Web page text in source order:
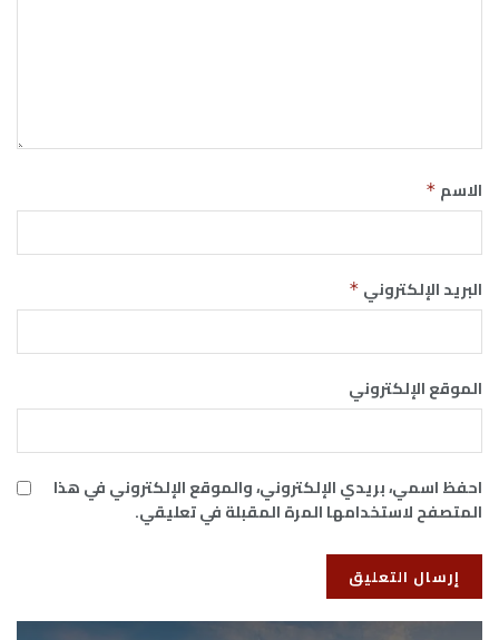
الاسم *
البريد الإلكتروني *
الموقع الإلكتروني
احفظ اسمي، بريدي الإلكتروني، والموقع الإلكتروني في هذا
المتصفح لاستخدامها المرة المقبلة في تعليقي.